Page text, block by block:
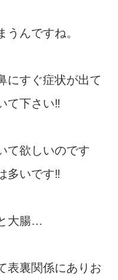
んですね。
にすぐ症状が出て
て下さい‼︎
て欲しいのです
多いです‼︎
大腸…
表裏関係にありお